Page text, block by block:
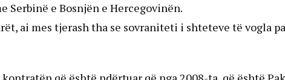
Serbinë e Bosnjën e Hercegovinën.
ai mes tjerash tha se sovraniteti i shteteve të vogla pa